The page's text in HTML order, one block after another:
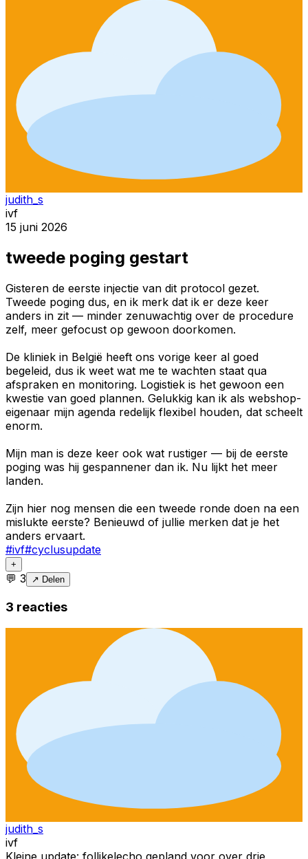
judith_s
ivf
15 juni 2026
tweede poging gestart
Gisteren de eerste injectie van dit protocol gezet.
Tweede poging dus, en ik merk dat ik er deze keer
anders in zit — minder zenuwachtig over de procedure
zelf, meer gefocust op gewoon doorkomen.
De kliniek in België heeft ons vorige keer al goed
begeleid, dus ik weet wat me te wachten staat qua
afspraken en monitoring. Logistiek is het gewoon een
kwestie van goed plannen. Gelukkig kan ik als webshop-
eigenaar mijn agenda redelijk flexibel houden, dat scheelt
enorm.
Mijn man is deze keer ook wat rustiger — bij de eerste
poging was hij gespannener dan ik. Nu lijkt het meer
landen.
Zijn hier nog mensen die een tweede ronde doen na een
mislukte eerste? Benieuwd of jullie merken dat je het
anders ervaart.
#ivf#cyclusupdate
+
💬 3 ↗ Delen
3 reacties
judith_s
ivf
Kleine update: follikelecho gepland voor over drie